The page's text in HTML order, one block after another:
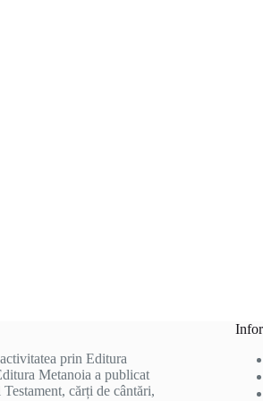
prin Editura
Metanoia a publicat
cărți de cântări,